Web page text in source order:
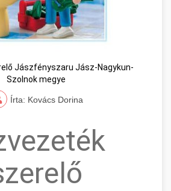
Jászfényszaru Jász-Nagykun-
Szolnok megye
Írta: Kovács Dorina